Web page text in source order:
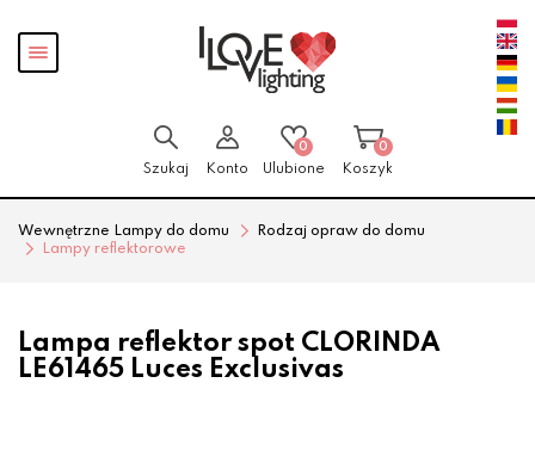
Pokaż
menu
Szukaj Konto
0
Ulubione
0
Koszyk
Wewnętrzne Lampy do domu
Rodzaj opraw do domu
Lampy reflektorowe
Lampa reflektor spot CLORINDA
LE61465 Luces Exclusivas